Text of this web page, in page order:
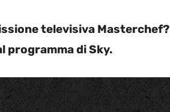
televisiva Masterchef?
programma di Sky.